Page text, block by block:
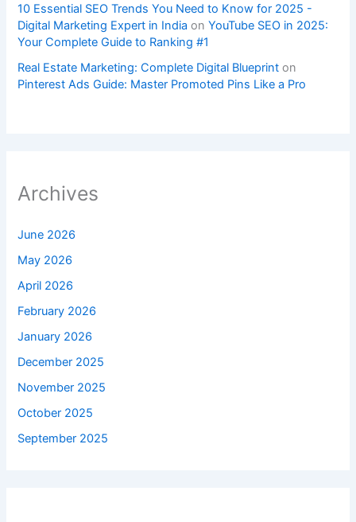
10 Essential SEO Trends You Need to Know for 2025 -
Digital Marketing Expert in India onYouTube SEO in 2025:
Your Complete Guide to Ranking #1
Real Estate Marketing: Complete Digital Blueprint on
Pinterest Ads Guide: Master Promoted Pins Like a Pro
Archives
June 2026
May 2026
April 2026
February 2026
January 2026
December 2025
November 2025
October 2025
September 2025